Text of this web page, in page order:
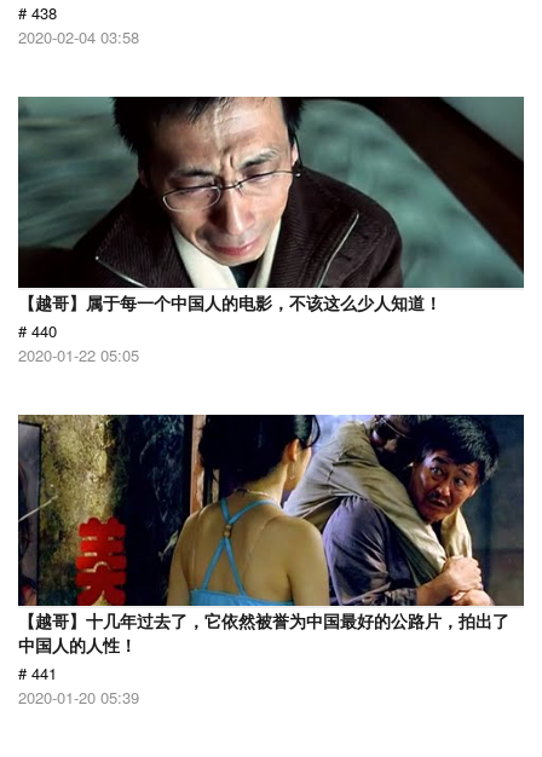
# 438
2020-02-04 03:58
【越哥】属于每一个中国人的电影，不该这么少人知道！
# 440
2020-01-22 05:05
【越哥】十几年过去了，它依然被誉为中国最好的公路片，拍出了
中国人的人性！
# 441
2020-01-20 05:39